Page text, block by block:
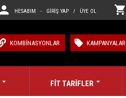
HESABIM - GİRİŞ YAP / ÜYE OL
KAMPANYALAR
KOMBİNASYONLAR
FİT TARİFLER